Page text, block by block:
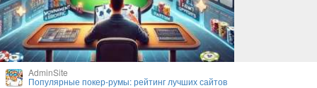
AdminSite
Популярные покер-румы: рейтинг лучших сайтов